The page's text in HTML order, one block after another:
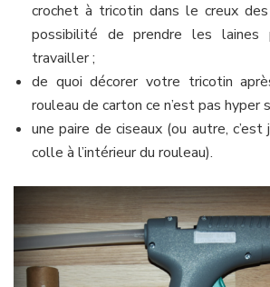
crochet à tricotin dans le creux
possibilité de prendre les laines
travailler ;
de quoi décorer votre tricotin
rouleau de carton ce n’est pas hyper
une paire de ciseaux (ou autre,
colle à l’intérieur du rouleau).